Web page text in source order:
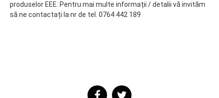
produselor EEE. Pentru mai multe informații / detalii vă invităm
să ne contactați la nr de tel. 0764 442 189